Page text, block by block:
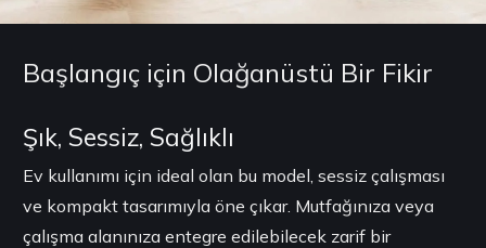
Başlangıç için Olağanüstü Bir Fikir
Şık, Sessiz, Sağlıklı
Ev kullanımı için ideal olan bu model, sessiz çalışması
ve kompakt tasarımıyla öne çıkar. Mutfağınıza veya
çalışma alanınıza entegre edilebilecek zarif bir